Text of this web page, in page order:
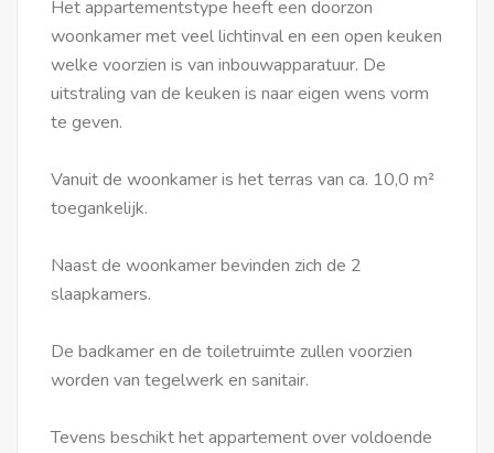
Het appartementstype heeft een doorzon
woonkamer met veel lichtinval en een open keuken
welke voorzien is van inbouwapparatuur. De
uitstraling van de keuken is naar eigen wens vorm
te geven.
Vanuit de woonkamer is het terras van ca. 10,0 m²
toegankelijk.
Naast de woonkamer bevinden zich de 2
slaapkamers.
De badkamer en de toiletruimte zullen voorzien
worden van tegelwerk en sanitair.
Tevens beschikt het appartement over voldoende